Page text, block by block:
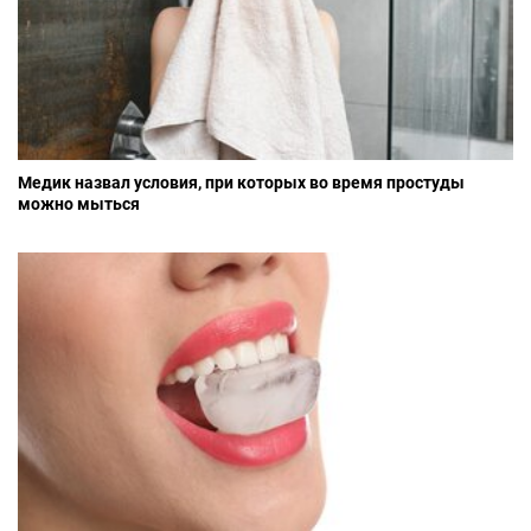
Медик назвал условия, при которых во время простуды
можно мыться